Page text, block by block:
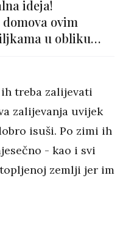
ideja!
ovim
u obliku
treba zalijevati
zalijevanja uvijek
isuši. Po zimi ih
- kao i svi
zemlji jer im